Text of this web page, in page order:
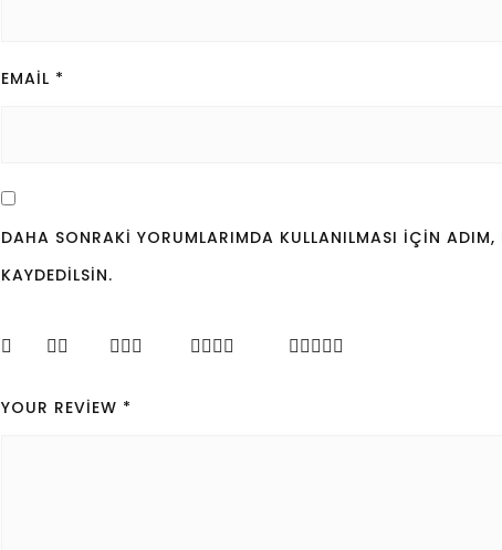
EMAIL *
DAHA SONRAKI YORUMLARIMDA KULLANILMASI IÇIN
KAYDEDILSIN.
YOUR REVIEW *